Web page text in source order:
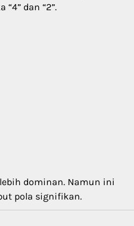
dan “2”.
dominan. Namun ini
pola signifikan.